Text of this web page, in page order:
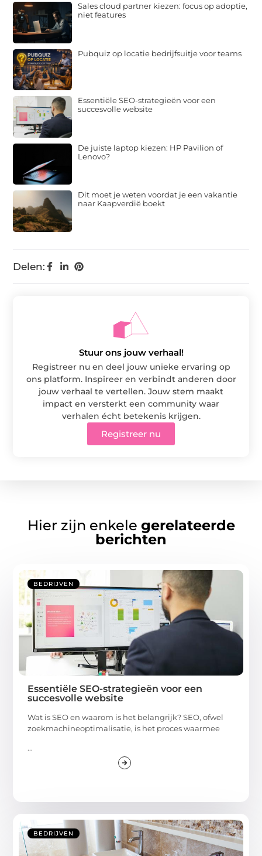
Delen:
Sales cloud partner kiezen: focus op adoptie,
niet features
Pubquiz op locatie bedrijfsuitje voor teams
Essentiële SEO-strategieën voor een
succesvolle website
De juiste laptop kiezen: HP Pavilion of
Lenovo?
Dit moet je weten voordat je een vakantie
naar Kaapverdië boekt
Stuur ons jouw verhaal!
Registreer nu en deel jouw unieke ervaring op
ons platform. Inspireer en verbindt anderen door
jouw verhaal te vertellen. Jouw stem maakt
impact en versterkt een community waar
verhalen écht betekenis krijgen.
Registreer nu
Hier zijn enkele gerelateerde
berichten
BEDRIJVEN
Essentiële SEO-strategieën voor een
succesvolle website
Wat is SEO en waarom is het belangrijk? SEO, ofwel
zoekmachineoptimalisatie, is het proces waarmee
...
BEDRIJVEN